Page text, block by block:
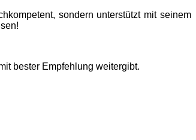
sondern unterstützt mit seinem
bester Empfehlung weitergibt.